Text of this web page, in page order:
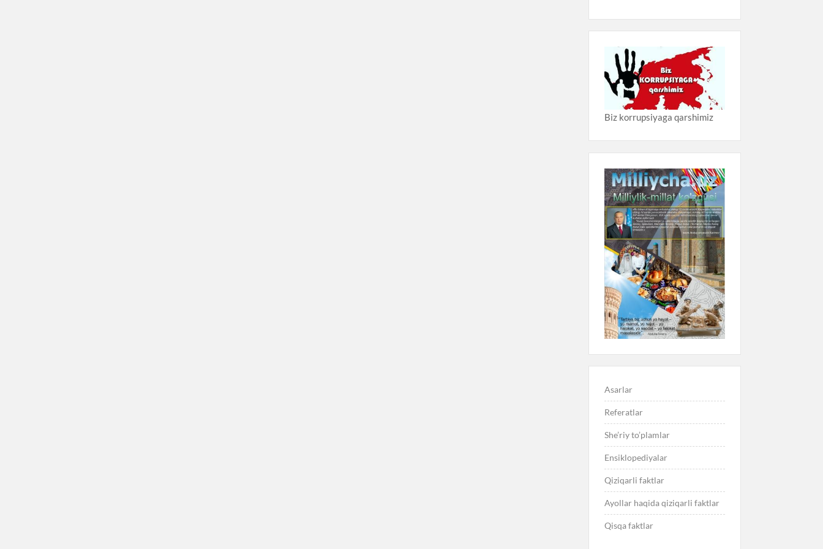
Biz korrupsiyaga qarshimiz
Asarlar
Referatlar
She’riy to’plamlar
Ensiklopediyalar
Qiziqarli faktlar
Ayollar haqida qiziqarli faktlar
Qisqa faktlar